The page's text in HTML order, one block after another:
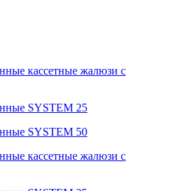
кассетные жалюзи с
SYSTEM 25
SYSTEM 50
кассетные жалюзи с